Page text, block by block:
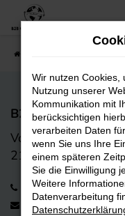
Zum
springen
B2B CarTrading
Vorwerk-Bogen 9
21255 Tostedt
+49 4182 238
Wir nutzen Cookies,
Nutzung unserer
Kommunikation mit
berücksichtigen
verarbeiten Daten
wenn Sie uns Ihre
einem späteren
Sie die Einwilligung
Weitere
Datenverarbeitung